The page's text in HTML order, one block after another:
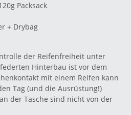
Packsack
+ Drybag
der Reifenfreiheit unter
Hinterbau ist vor dem
mit einem Reifen kann
Tag (und die Ausrüstung!)
der Tasche sind nicht von der